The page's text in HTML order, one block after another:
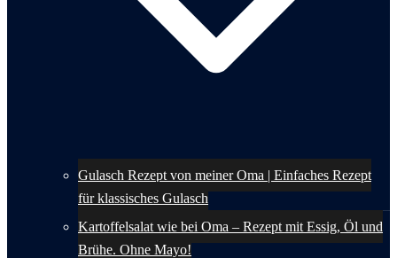
Gulasch Rezept von meiner Oma | Einfaches Rezept
für klassisches Gulasch
Kartoffelsalat wie bei Oma – Rezept mit Essig, Öl und
Brühe. Ohne Mayo!